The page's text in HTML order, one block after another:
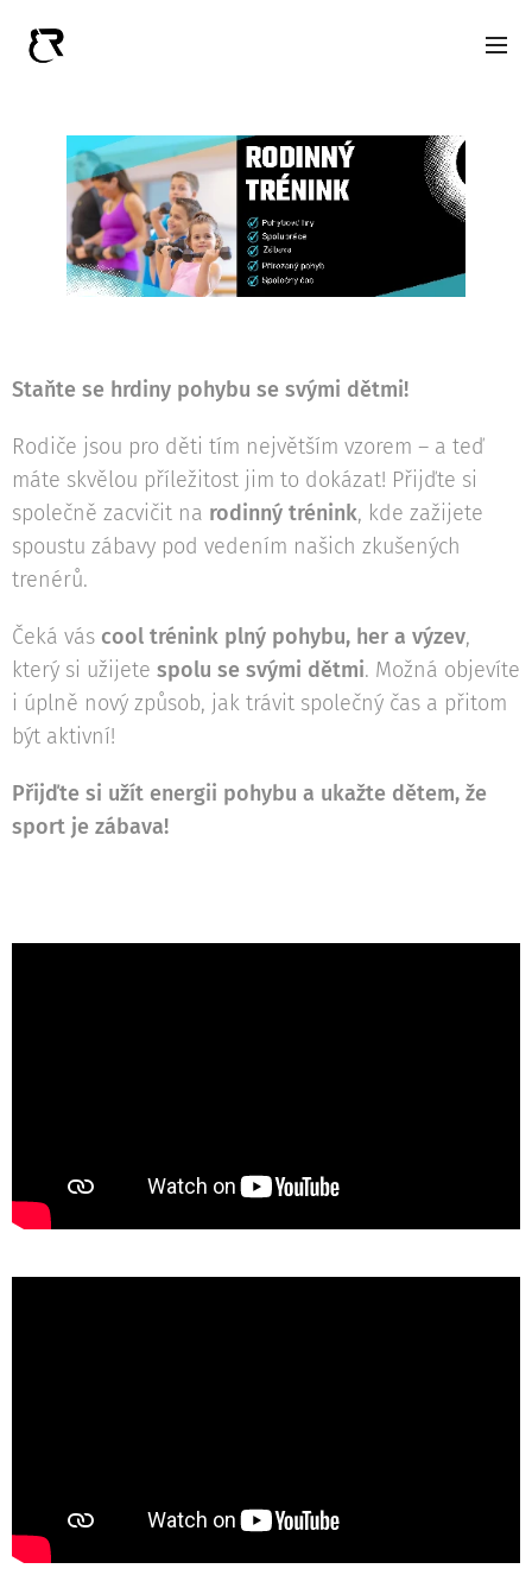
Staňte se hrdiny pohybu se svými dětmi!
Rodiče jsou pro děti tím největším vzorem – a teď
máte skvělou příležitost jim to dokázat! Přijďte si
společně zacvičit na rodinný trénink, kde zažijete
spoustu zábavy pod vedením našich zkušených
trenérů.
Čeká vás cool trénink plný pohybu, her a výzev,
který si užijete spolu se svými dětmi. Možná objevíte
i úplně nový způsob, jak trávit společný čas a přitom
být aktivní!
Přijďte si užít energii pohybu a ukažte dětem, že
sport je zábava!